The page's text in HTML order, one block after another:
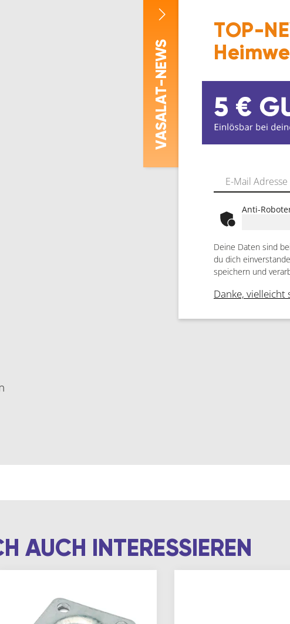
AUCH INTERESSIEREN
V
ASALAT
-NEWS
TOP-
Anti-
Deine Daten sind
du dich
speichern und
Danke, vielleicht